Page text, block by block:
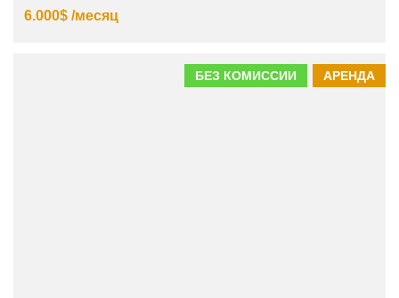
6.000$ /месяц
АРЕНДА
БЕЗ КОМИССИИ